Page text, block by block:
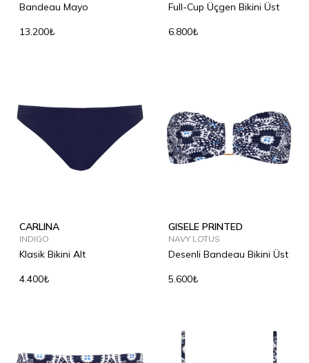
Bandeau Mayo
13.200₺
Full-Cup Üçgen Bikini Üst
6.800₺
CARLINA
INDIGO
Klasik Bikini Alt
4.400₺
GISELE PRINTED
NAVY LOTUS
Desenli Bandeau Bikini Üst
5.600₺